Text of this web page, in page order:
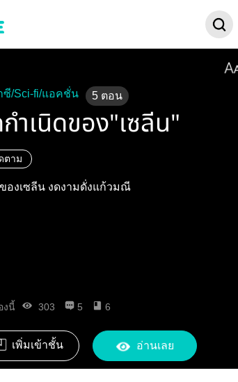
ซี/Sci-fi/แอคชั่น 5 ตอน
ำเนิดของ"เซลีน"
ตาม
องเซลีน งดงามดั่งแก้วมณี
งนี้ 303 5 6
เพิ่มเข้าชั้น อ่านเลย